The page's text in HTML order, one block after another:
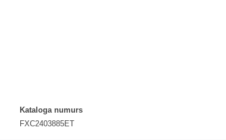
Kataloga numurs
FXC2403885ET